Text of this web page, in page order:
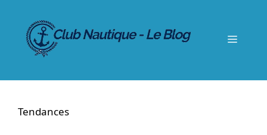
contenu
Menu
Tendances